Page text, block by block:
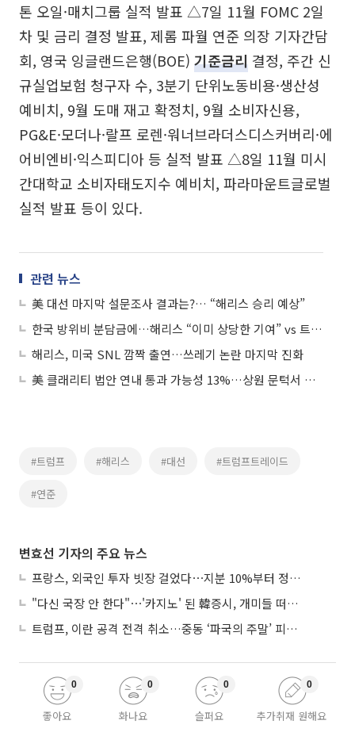
톤 오일·매치그룹 실적 발표 △7일 11월 FOMC 2일
차 및 금리 결정 발표, 제롬 파월 연준 의장 기자간담
회, 영국 잉글랜드은행(BOE) 기준금리 결정, 주간 신
규실업보험 청구자 수, 3분기 단위노동비용·생산성
예비치, 9월 도매 재고 확정치, 9월 소비자신용,
PG&E·모더나·랄프 로렌·워너브라더스디스커버리·에
어비엔비·익스피디아 등 실적 발표 △8일 11월 미시
간대학교 소비자태도지수 예비치, 파라마운트글로벌
실적 발표 등이 있다.
관련 뉴스
美 대선 마지막 설문조사 결과는?… “해리스 승리 예상”
한국 방위비 분담금에…해리스 “이미 상당한 기여” vs 트럼프 “대폭 증액하라”
해리스, 미국 SNL 깜짝 출연…쓰레기 논란 마지막 진화
美 클래리티 법안 연내 통과 가능성 13%…상원 문턱서 제동
#트럼프 #해리스 #대선 #트럼프트레이드
#연준
변효선 기자의 주요 뉴스
프랑스, 외국인 투자 빗장 걸었다⋯지분 10%부터 정부가 승인
"다신 국장 안 한다"⋯'카지노' 된 韓증시, 개미들 떠난다
트럼프, 이란 공격 전격 취소…중동 ‘파국의 주말’ 피했다
좋아요
0
화나요
0
슬퍼요
0
추가취재 원해요
0